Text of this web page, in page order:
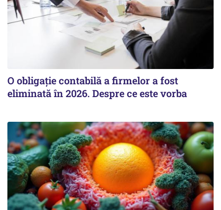
O obligație contabilă a firmelor a fost
eliminată în 2026. Despre ce este vorba